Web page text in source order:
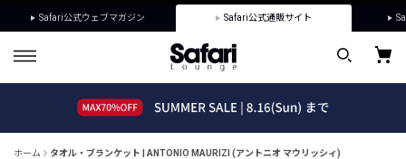
Safari公式ウェブマガジン Safari公式通販サイト
ホーム タオル・ブランケット | ANTONIO MAURIZI (アントニオ マウリッシィ)